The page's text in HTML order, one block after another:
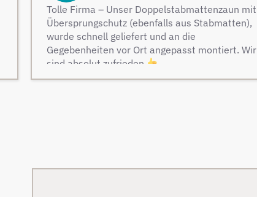
Tolle Firma – Unser Doppelstabmattenzaun mit
Übersprungschutz (ebenfalls aus Stabmatten),
wurde schnell geliefert und an die
Gegebenheiten vor Ort angepasst montiert. Wir
sind absolut zufrieden